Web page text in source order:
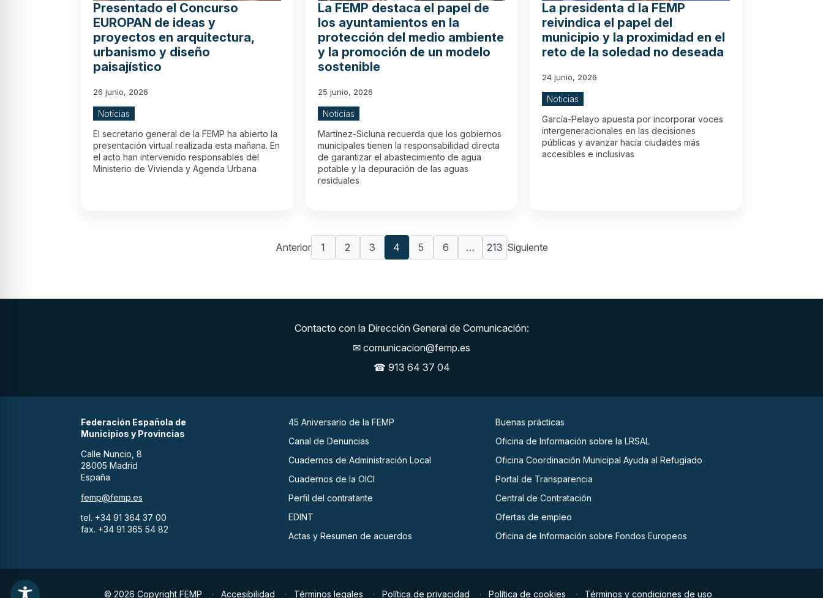
Presentado el Concurso
EUROPAN de ideas y
proyectos en arquitectura,
urbanismo y diseño
paisajístico
26 junio, 2026
Noticias
El secretario general de la FEMP ha abierto la
presentación virtual realizada esta mañana. En
el acto han intervenido responsables del
Ministerio de Vivienda y Agenda Urbana
La FEMP destaca el papel de
los ayuntamientos en la
protección del medio ambiente
y la promoción de un modelo
sostenible
25 junio, 2026
Noticias
Martínez-Sicluna recuerda que los gobiernos
municipales tienen la responsabilidad directa
de garantizar el abastecimiento de agua
potable y la depuración de las aguas
residuales
La presidenta d la FEMP
reivindica el papel del
municipio y la proximidad en el
reto de la soledad no deseada
24 junio, 2026
Noticias
García-Pelayo apuesta por incorporar voces
intergeneracionales en las decisiones
públicas y avanzar hacia ciudades más
accesibles e inclusivas
Anterior 1 2 3 4 5 6 … 213 Siguiente
Contacto con la Dirección General de Comunicación:
✉ comunicacion@femp.es
☎ 913 64 37 04
Federación Española de
Municipios y Provincias
Calle Nuncio, 8
28005 Madrid
España
femp@femp.es
tel. +34 91 364 37 00
fax. +34 91 365 54 82
45 Aniversario de la FEMP
Canal de Denuncias
Cuadernos de Administración Local
Cuadernos de la OICI
Perfil del contratante
EDINT
Actas y Resumen de acuerdos
Buenas prácticas
Oficina de Información sobre la LRSAL
Oficina Coordinación Municipal Ayuda al Refugiado
Portal de Transparencia
Central de Contratación
Ofertas de empleo
Oficina de Información sobre Fondos Europeos
© 2026 Copyright FEMP Accesibilidad Términos legales Política de privacidad Política de cookies Términos y condiciones de uso